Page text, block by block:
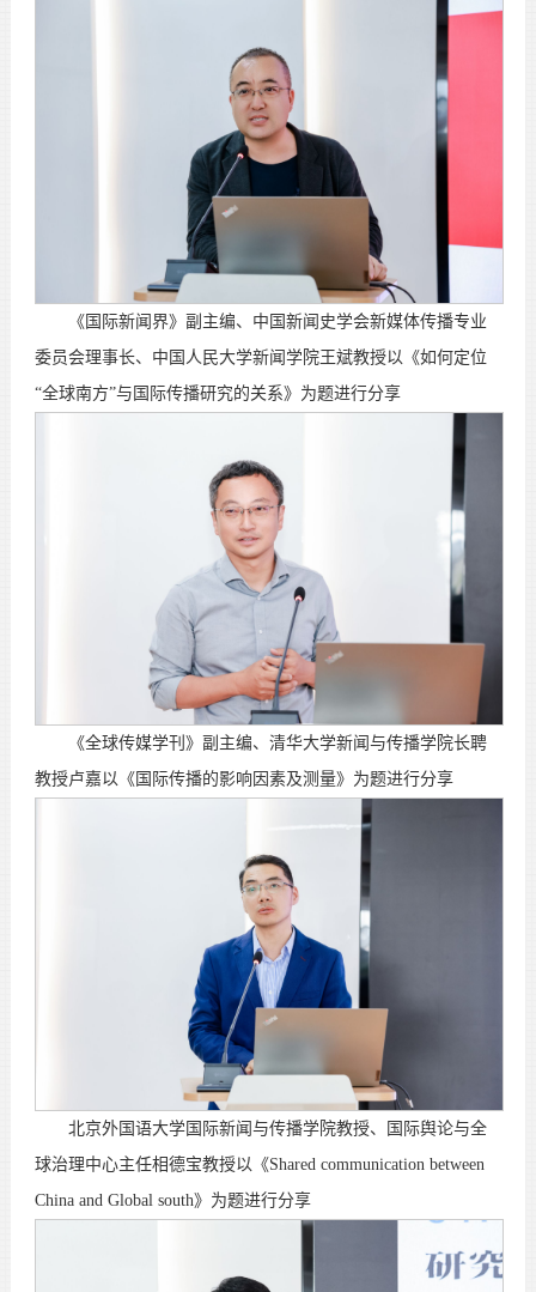
《国际新闻界》副主编、中国新闻史学会新媒体传播专业
委员会理事长、中国人民大学新闻学院王斌教授以《如何定位
“全球南方”与国际传播研究的关系》为题进行分享
《全球传媒学刊》副主编、清华大学新闻与传播学院长聘
教授卢嘉以《国际传播的影响因素及测量》为题进行分享
北京外国语大学国际新闻与传播学院教授、国际舆论与全
球治理中心主任相德宝教授以《Shared communication between
China and Global south》为题进行分享